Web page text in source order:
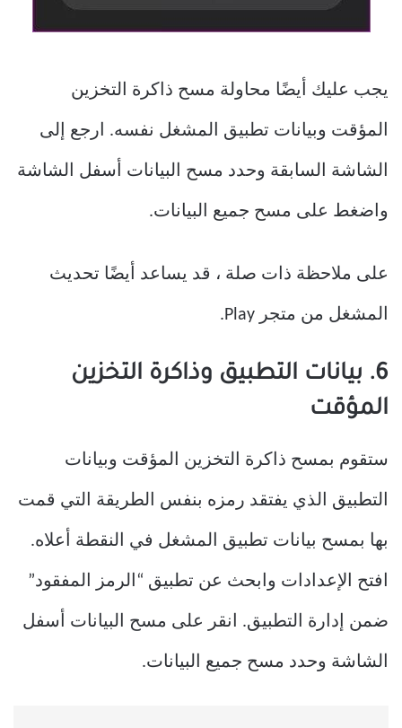
يجب عليك أيضًا محاولة مسح ذاكرة التخزين
المؤقت وبيانات تطبيق المشغل نفسه. ارجع إلى
الشاشة السابقة وحدد مسح البيانات أسفل الشاشة
واضغط على مسح جميع البيانات.
على ملاحظة ذات صلة ، قد يساعد أيضًا تحديث
المشغل من متجر Play.
6. بيانات التطبيق وذاكرة التخزين
المؤقت
ستقوم بمسح ذاكرة التخزين المؤقت وبيانات
التطبيق الذي يفتقد رمزه بنفس الطريقة التي قمت
بها بمسح بيانات تطبيق المشغل في النقطة أعلاه.
افتح الإعدادات وابحث عن تطبيق “الرمز المفقود”
ضمن إدارة التطبيق. انقر على مسح البيانات أسفل
الشاشة وحدد مسح جميع البيانات.